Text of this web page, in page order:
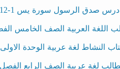
صدق الرسول سورة يس 1-12 إسلامية ثامن
اللغة العربية الصف الخامس الفصل
النشاط لغة عربية الوحدة
لغة عربية الصف الرابع الفصل الأول